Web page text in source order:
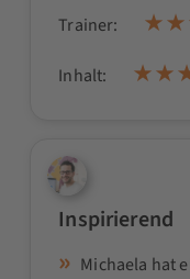
Trainer:
Inhalt:
Inspirierend
Michaela hat